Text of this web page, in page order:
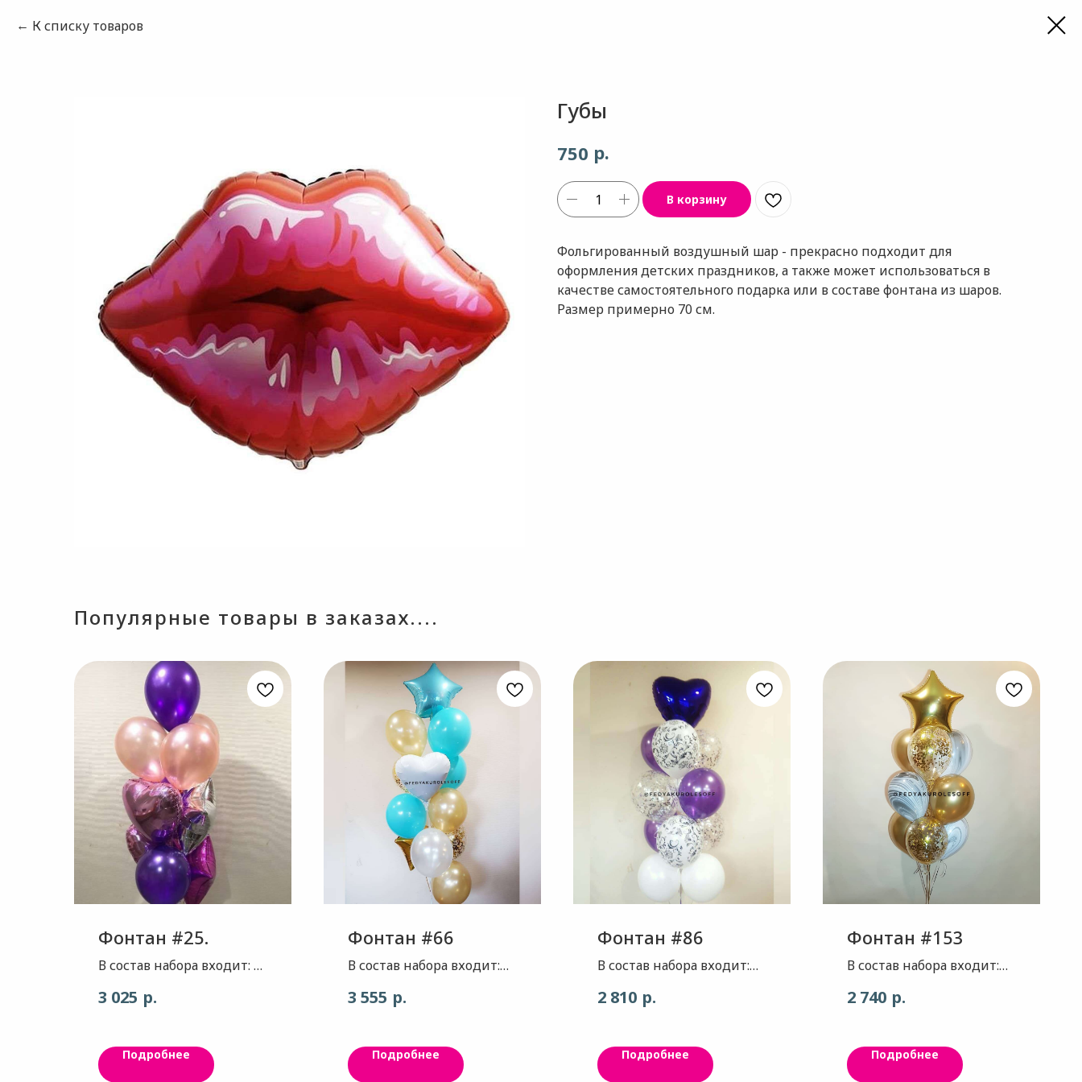
К списку товаров
Губы
750 р.
В корзину
Фольгированный воздушный шар - прекрасно подходит для
оформления детских праздников, а также может использоваться в
качестве самостоятельного подарка или в составе фонтана из шаров.
Размер примерно 70 см.
Популярные товары в заказах....
Фонтан #25.
В состав набора входит: 3
фиолетовый металик 3
2 сердца, цвет розовый
глянец 1 звезда, цвет
3 025 р.
Подробнее
Фонтан #66
В состав набора входит:
глянец Звезда - цвет
цвет белый Шар - цвет
бирюза, 3шт. Шар - цвет
3 555 р.
Подробнее
Фонтан #86
В состав набора входит:
фиолет, глянец , 1шт. Шар
,рисунок черный, 3 шт.
Шар , фиолет металик,
2 810 р.
Подробнее
Фонтан #153
В состав набора входит:
глянец Шар - цвет золото
агат черный, 3шт. Шар с
конфетти - наполнение
2 740 р.
Подробнее